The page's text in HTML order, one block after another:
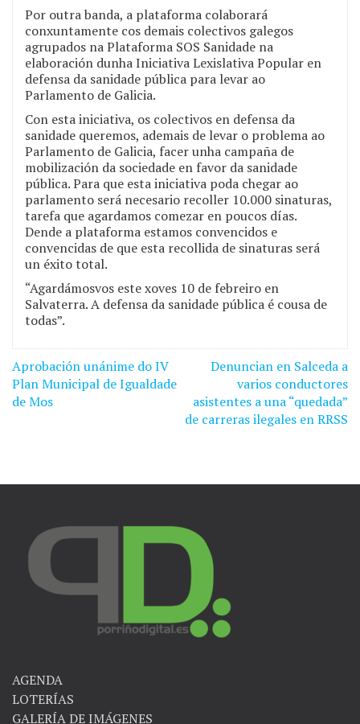
Por outra banda, a plataforma colaborará
conxuntamente cos demais colectivos galegos
agrupados na Plataforma SOS Sanidade na
elaboración dunha Iniciativa Lexislativa Popular en
defensa da sanidade pública para levar ao
Parlamento de Galicia.
Con esta iniciativa, os colectivos en defensa da
sanidade queremos, ademais de levar o problema ao
Parlamento de Galicia, facer unha campaña de
mobilización da sociedade en favor da sanidade
pública. Para que esta iniciativa poda chegar ao
parlamento será necesario recoller 10.000 sinaturas,
tarefa que agardamos comezar en poucos días.
Dende a plataforma estamos convencidos e
convencidas de que esta recollida de sinaturas será
un éxito total.
“Agardámosvos este xoves 10 de febreiro en
Salvaterra. A defensa da sanidade pública é cousa de
todas”.
Navegación
de
Aprobación unánime do IV
Plan Municipal de Igualdade
de Mos
Denuncian en Salceda a
varios conductores
asistentes a una “quedada”
de carreras ilegales en RRSS
AGENDA
LOTERÍAS
GALERÍA DE IMÁGENES